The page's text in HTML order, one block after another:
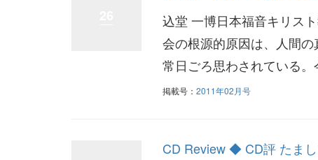
込堂 一博日本福音キリス
会の根源的原因は、人間
常日ごろ思わされている
掲載号： 2011年02月号
CD Review ◆ CD評 たま